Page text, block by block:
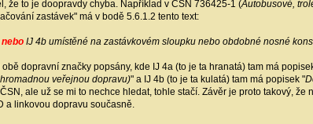
že to je doopravdy chyba. Například v ČSN 736425-1 (Autobusové,
zastávek" má v bodě 5.6.1.2 tento text:
nebo IJ 4b umístěné na zastávkovém sloupku nebo obdobné nosné
dopravní značky popsány, kde IJ 4a (to je ta hranatá) tam má
veřejnou dopravu)" a IJ 4b (to je ta kulatá) tam má popisek "
ale už se mi to nechce hledat, tohle stačí. Závěr je proto takový,
a linkovou dopravu současně.